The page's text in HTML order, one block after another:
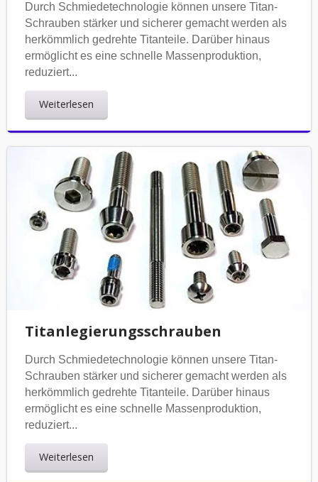
Durch Schmiedetechnologie können unsere Titan-
Schrauben stärker und sicherer gemacht werden als
herkömmlich gedrehte Titanteile. Darüber hinaus
ermöglicht es eine schnelle Massenproduktion,
reduziert...
Weiterlesen
Titanlegierungsschrauben
Durch Schmiedetechnologie können unsere Titan-
Schrauben stärker und sicherer gemacht werden als
herkömmlich gedrehte Titanteile. Darüber hinaus
ermöglicht es eine schnelle Massenproduktion,
reduziert...
Weiterlesen